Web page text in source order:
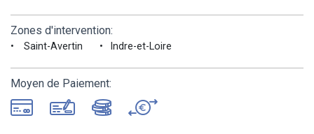
Zones d'intervention:
Saint-Avertin Indre-et-Loire
Moyen de Paiement: